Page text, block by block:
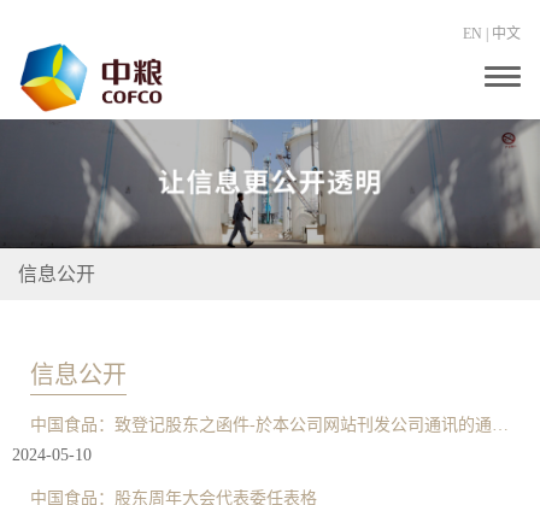
EN 中文
T
g
g
v
信息公开
信息公开
2024-05-10
中国食品：股东周年大会代表委任表格